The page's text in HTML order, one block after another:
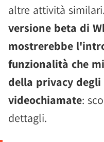
altre attività
versione beta di
mostrerebbe
funzionalità che
della privacy
videochiamate:
dettagli.